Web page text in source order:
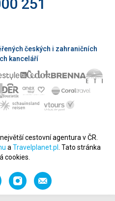
251
českých i zahraničních
kanceláří
cestovní agentura v ČR.
a Travelplanet.pl
. Tato stránka
cookies.
InstagramNapište
nám